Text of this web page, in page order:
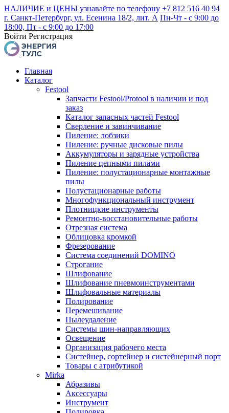
НАЛИЧИЕ и ЦЕНЫ узнавайте по телефону +7 812 516 40 94
г. Санкт-Петербург, ул. Есенина 18/2, лит. А Пн-Чт - с 9:00 до
18:00, Пт - с 9:00 до 17:00
Войти Регистрация
Главная
Каталог
Festool
Запчасти Festool/Protool в наличии и под
заказ
Каталог запасных частей Festool
Сверление и завинчивание
Пиление: лобзики
Пиление: ручные дисковые пилы
Аккумуляторы и зарядные устройства
Пиление цепными пилами
Пиление: полустационарные монтажные
пилы
Полустационарные работы
Многофункциональный инструмент
Плотницкие инструменты
Ремонтно-восстановительные работы
Отрезная система
Облицовка кромкой
Фрезерование
Система соединений DOMINO
Строгание
Шлифование
Шлифование пневмоинструментами
Шлифовальные материалы
Полирование
Перемешивание
Пылеудаление
Системы шин-направляющих
Освещение
Организация рабочего места
Систейнер, сортейнер и систейнерный порт
Товары с атрибутикой
Mirka
Абразивы
Аксессуары
Инструмент